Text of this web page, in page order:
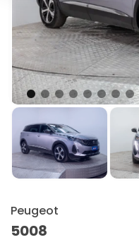
Peugeot
5008